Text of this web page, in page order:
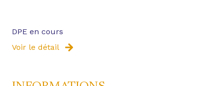
DPE en cours
Voir le détail